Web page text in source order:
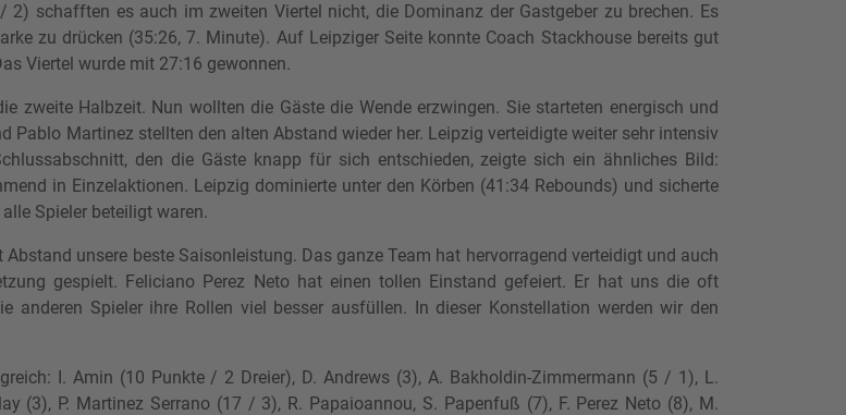
2) schafften es auch im zweiten Viertel nicht, die Dominanz der Gastgeber zu brechen. Es
zu drücken (35:26, 7. Minute). Auf Leipziger Seite konnte Coach Stackhouse bereits gut
Viertel wurde mit 27:16 gewonnen.
zweite Halbzeit. Nun wollten die Gäste die Wende erzwingen. Sie starteten energisch und
Pablo Martinez stellten den alten Abstand wieder her. Leipzig verteidigte weiter sehr intensiv
den die Gäste knapp für sich entschieden, zeigte sich ein ähnliches Bild:
in Einzelaktionen. Leipzig dominierte unter den Körben (41:34 Rebounds) und sicherte
Spieler beteiligt waren.
unsere beste Saisonleistung. Das ganze Team hat hervorragend verteidigt und auch
gespielt. Feliciano Perez Neto hat einen tollen Einstand gefeiert. Er hat uns die oft
anderen Spieler ihre Rollen viel besser ausfüllen. In dieser Konstellation werden wir den
I. Amin (10 Punkte / 2 Dreier), D. Andrews (3), A. Bakholdin-Zimmermann (5 / 1), L.
(3), P. Martinez Serrano (17 / 3), R. Papaioannou, S. Papenfuß (7), F. Perez Neto (8), M.